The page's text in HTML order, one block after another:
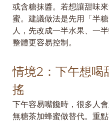
或含糖抹醬。若想讓甜味
蜜。建議做法是先用「半
人，先改成一半水果、一
整體更容易控制。
情境2：下午想喝
搖
下午容易嘴饞時，很多人
無糖茶加蜂蜜做替代。重